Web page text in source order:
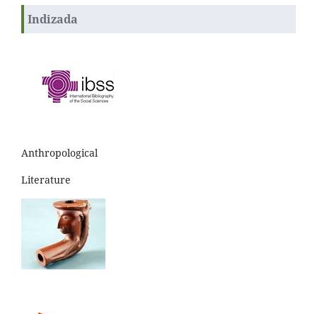
Indizada
Anthropological
Literature